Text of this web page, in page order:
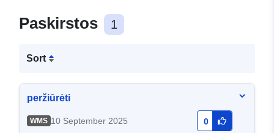
Paskirstos 1
Sort
peržiūrėti
WMS 10 September 2025 0